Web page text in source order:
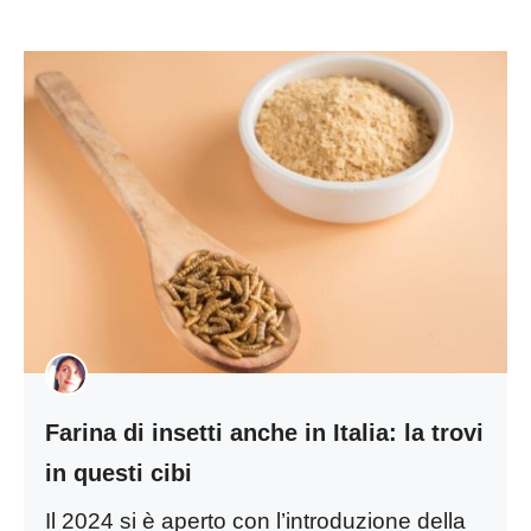
Farina di insetti anche in Italia: la trovi
in questi cibi
Il 2024 si è aperto con l’introduzione della